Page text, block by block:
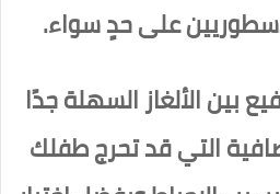
على حدٍ سواء.
بين الألغاز السهلة جدًا
التي قد تحرج طفلك